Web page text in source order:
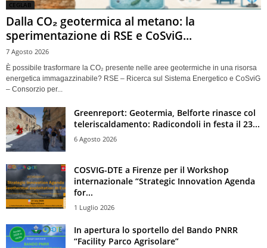
CEGLAB
Dalla CO₂ geotermica al metano: la
sperimentazione di RSE e CoSviG...
7 Agosto 2026
È possibile trasformare la CO₂ presente nelle aree geotermiche in una risorsa
energetica immagazzinabile? RSE – Ricerca sul Sistema Energetico e CoSviG
– Consorzio per...
Greenreport: Geotermia, Belforte rinasce col
teleriscaldamento: Radicondoli in festa il 23...
6 Agosto 2026
COSVIG-DTE a Firenze per il Workshop
internazionale “Strategic Innovation Agenda
for...
1 Luglio 2026
In apertura lo sportello del Bando PNRR
“Facility Parco Agrisolare”